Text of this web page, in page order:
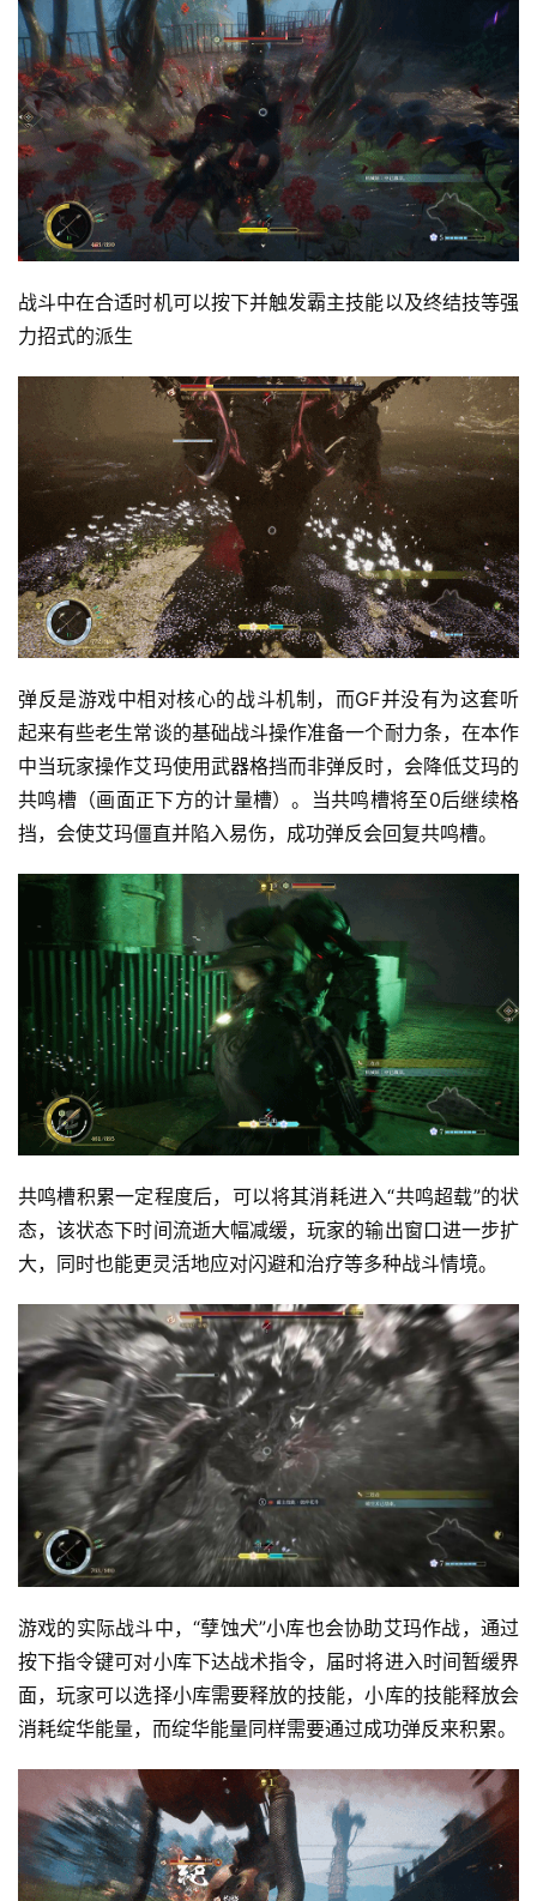
战斗中在合适时机可以按下并触发霸主技能以及终结技等强
力招式的派生
弹反是游戏中相对核心的战斗机制，而GF并没有为这套听
起来有些老生常谈的基础战斗操作准备一个耐力条，在本作
中当玩家操作艾玛使用武器格挡而非弹反时，会降低艾玛的
共鸣槽（画面正下方的计量槽）。当共鸣槽将至0后继续格
挡，会使艾玛僵直并陷入易伤，成功弹反会回复共鸣槽。
共鸣槽积累一定程度后，可以将其消耗进入“共鸣超载”的状
态，该状态下时间流逝大幅减缓，玩家的输出窗口进一步扩
大，同时也能更灵活地应对闪避和治疗等多种战斗情境。
游戏的实际战斗中，“孽蚀犬”小库也会协助艾玛作战，通过
按下指令键可对小库下达战术指令，届时将进入时间暂缓界
面，玩家可以选择小库需要释放的技能，小库的技能释放会
消耗绽华能量，而绽华能量同样需要通过成功弹反来积累。